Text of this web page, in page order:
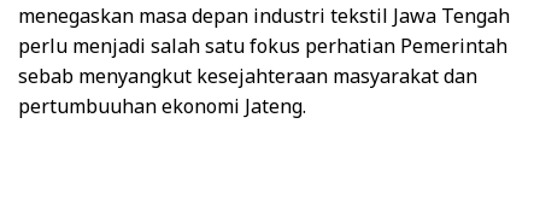
menegaskan masa depan industri tekstil Jawa Tengah
perlu menjadi salah satu fokus perhatian Pemerintah
sebab menyangkut kesejahteraan masyarakat dan
pertumbuuhan ekonomi Jateng.